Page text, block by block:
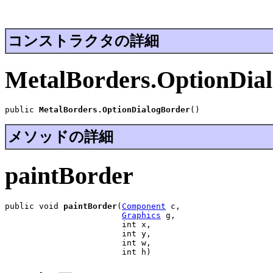
コンストラクタの詳細
public MetalBorders.OptionDialogBorder()
メソッドの詳細
paintBorder
public void paintBorder(Component c,
Graphics g,
                        int x,
                        int y,
                        int w,
                        int h)